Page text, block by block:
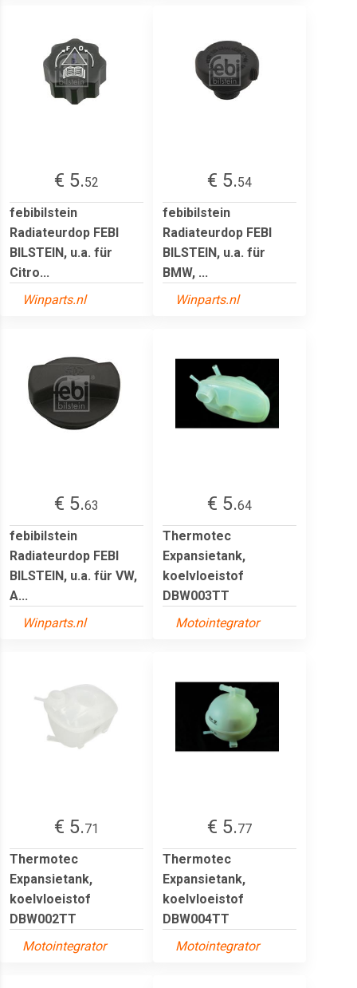
€ 5.52
febibilstein
Radiateurdop FEBI
BILSTEIN, u.a. für
Citro...
Winparts.nl
€ 5.54
febibilstein
Radiateurdop FEBI
BILSTEIN, u.a. für
BMW, ...
Winparts.nl
€ 5.63
febibilstein
Radiateurdop FEBI
BILSTEIN, u.a. für VW,
A...
Winparts.nl
€ 5.64
Thermotec
Expansietank,
koelvloeistof
DBW003TT
Motointegrator
€ 5.71
Thermotec
Expansietank,
koelvloeistof
DBW002TT
Motointegrator
€ 5.77
Thermotec
Expansietank,
koelvloeistof
DBW004TT
Motointegrator